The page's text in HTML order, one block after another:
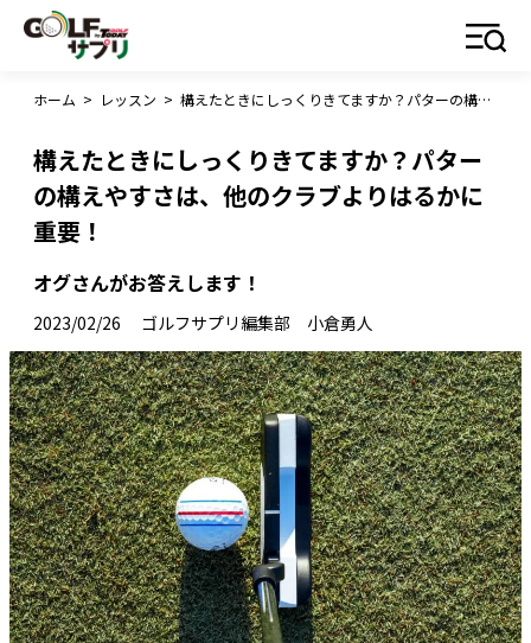
ホーム > レッスン > 構えたときにしっくりきてますか？パターの構えやすさは、他のクラブよりはるかに重要！
構えたときにしっくりきてますか？パター
の構えやすさは、他のクラブよりはるかに
重要！
オグさんがお答えします！
2023/02/26 ゴルフサプリ編集部 小倉勇人